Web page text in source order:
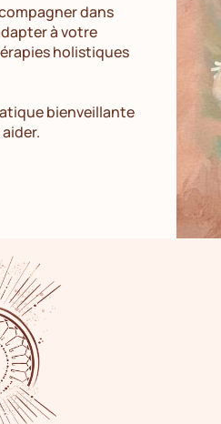
dans
à votre
holistiques
bienveillante